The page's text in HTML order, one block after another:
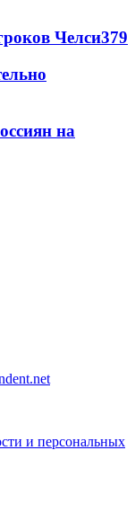
Челси379
на
и персональных